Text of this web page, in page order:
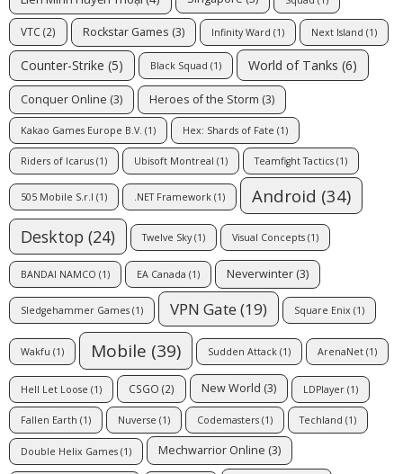
VTC(2) Rockstar Games (3) Infinity Ward (1) Next Island (1)
Counter-Strike (5) Black Squad (1) World of Tanks (6)
Conquer Online (3) Heroes of the Storm (3)
Kakao Games Europe B.V. (1) Hex: Shards of Fate (1)
Riders of Icarus (1) Ubisoft Montreal (1) Teamfight Tactics (1)
505 Mobile S.r.l (1) .NET Framework (1) Android (34)
Desktop (24) Twelve Sky(1) Visual Concepts (1)
BANDAI NAMCO (1) EA Canada (1) Neverwinter (3)
Sledgehammer Games (1) VPN Gate(19) Square Enix (1)
Wakfu (1) Mobile (39) Sudden Attack (1) ArenaNet (1)
Hell Let Loose (1) CSGO (2) New World (3) LDPlayer (1)
Fallen Earth (1) Nuverse (1) Codemasters (1) Techland (1)
Double Helix Games (1) Mechwarrior Online (3)